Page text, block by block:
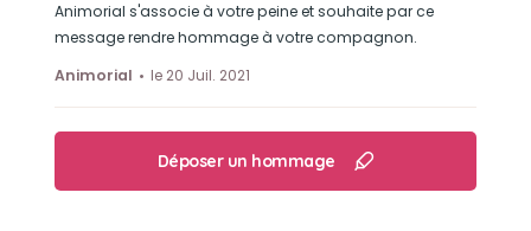
Animorial s'associe à votre peine et souhaite par ce
message rendre hommage à votre compagnon.
Animorial
le 20 Juil. 2021
Déposer un hommage